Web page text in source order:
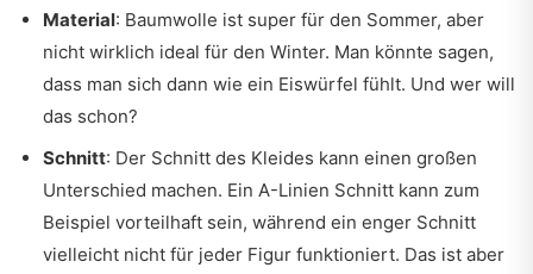
Material: Baumwolle ist super für den Sommer, aber
nicht wirklich ideal für den Winter. Man könnte sagen,
dass man sich dann wie ein Eiswürfel fühlt. Und wer will
das schon?
Schnitt: Der Schnitt des Kleides kann einen großen
Unterschied machen. Ein A-Linien Schnitt kann zum
Beispiel vorteilhaft sein, während ein enger Schnitt
vielleicht nicht für jeder Figur funktioniert. Das ist aber